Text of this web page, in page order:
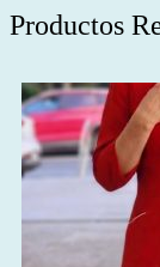
Productos